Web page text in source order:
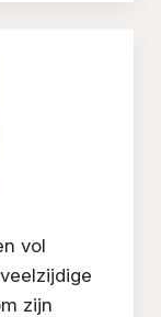
vol
zijn